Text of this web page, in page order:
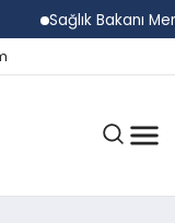
Sağlık Bakanı